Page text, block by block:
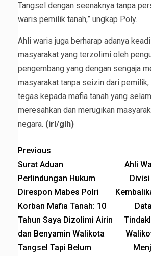
Tangsel dengan seenaknya tanpa
waris pemilik tanah,” ungkap Poly.
Ahli waris juga berharap adanya
masyarakat yang terzolimi oleh
pengembang yang dengan sengaja
masyarakat tanpa seizin dari pemilik,
tegas kepada mafia tanah yang
meresahkan dan merugikan
negara. (irl/glh)
Previous
Surat Aduan
Perlindungan Hukum
Direspon Mabes Polri
Korban Mafia Tanah: 10
Tahun Saya Dizolimi Airin
dan Benyamin Walikota
Tangsel Tapi Belum
Ahli